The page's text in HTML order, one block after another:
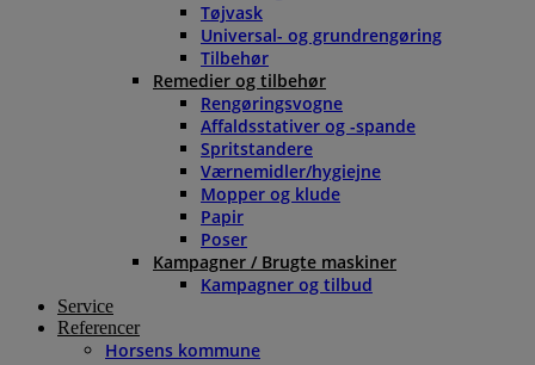
Tøjvask
Universal- og grundrengøring
Tilbehør
Remedier og tilbehør
Rengøringsvogne
Affaldsstativer og -spande
Spritstandere
Værnemidler/hygiejne
Mopper og klude
Papir
Poser
Kampagner / Brugte maskiner
Kampagner og tilbud
Service
Referencer
Horsens kommune